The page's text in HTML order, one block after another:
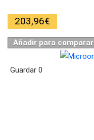
203,96€
Añadir para comparar
Guardar 0